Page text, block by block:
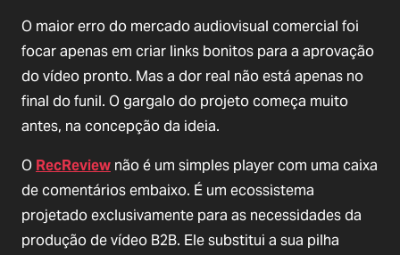
O maior erro do mercado audiovisual comercial foi
focar apenas em criar links bonitos para a aprovação
do vídeo pronto. Mas a dor real não está apenas no
final do funil. O gargalo do projeto começa muito
antes, na concepção da ideia.
O RecReview não é um simples player com uma caixa
de comentários embaixo. É um ecossistema
projetado exclusivamente para as necessidades da
produção de vídeo B2B. Ele substitui a sua pilha